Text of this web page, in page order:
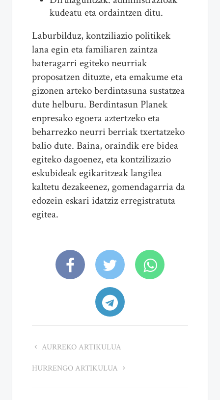
kudeatu eta ordaintzen ditu.
Laburbilduz, kontziliazio politikek
lana egin eta familiaren zaintza
bateragarri egiteko neurriak
proposatzen dituzte, eta emakume eta
gizonen arteko berdintasuna sustatzea
dute helburu. Berdintasun Planek
enpresako egoera aztertzeko eta
beharrezko neurri berriak txertatzeko
balio dute. Baina, oraindik ere bidea
egiteko dagoenez, eta kontzilizazio
eskubideak egikaritzeak langilea
kaltetu dezakeenez, gomendagarria da
edozein eskari idatziz erregistratuta
egitea.
AURREKO ARTIKULUA
HURRENGO ARTIKULUA